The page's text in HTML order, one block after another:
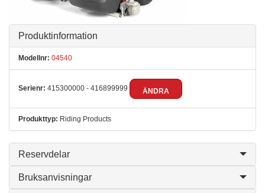
Produktinformation
Modellnr: 04540
Serienr: 415300000 - 416899999 ÄNDRA
Produkttyp: Riding Products
Reservdelar
Bruksanvisningar